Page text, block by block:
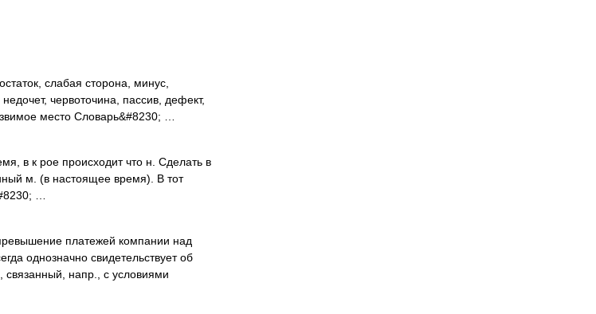
слабая сторона, минус,
червоточина, пассив, дефект,
место Словарь&#8230; …
в к рое происходит что н. Сделать в
м. (в настоящее время). В тот
…
платежей компании над
однозначно свидетельствует об
связанный, напр., с условиями